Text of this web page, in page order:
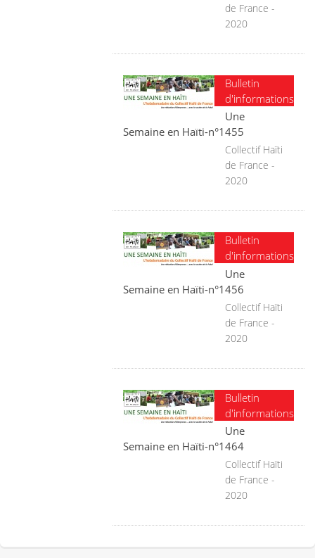
de France -
2020
Bulletin
d'informations
Une
Semaine en Haïti-n°1455
Collectif Haïti
de France -
2020
Bulletin
d'informations
Une
Semaine en Haïti-n°1456
Collectif Haïti
de France -
2020
Bulletin
d'informations
Une
Semaine en Haïti-n°1464
Collectif Haïti
de France -
2020